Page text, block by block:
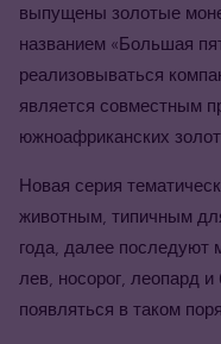
выпущены золотые
названием «Большая
реализовываться
является совместным
южноафриканских
Новая серия
животным, типичным
года, далее
лев, носорог, леопард
появляться в таком